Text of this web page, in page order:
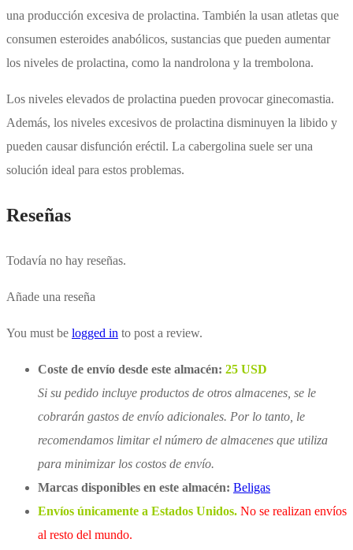
una producción excesiva de prolactina. También la usan atletas que
consumen esteroides anabólicos, sustancias que pueden aumentar
los niveles de prolactina, como la nandrolona y la trembolona.
Los niveles elevados de prolactina pueden provocar ginecomastia.
Además, los niveles excesivos de prolactina disminuyen la libido y
pueden causar disfunción eréctil. La cabergolina suele ser una
solución ideal para estos problemas.
Reseñas
Todavía no hay reseñas.
Añade una reseña
You must be logged in to post a review.
Coste de envío desde este almacén: 25 USD
Si su pedido incluye productos de otros almacenes, se le
cobrarán gastos de envío adicionales. Por lo tanto, le
recomendamos limitar el número de almacenes que utiliza
para minimizar los costos de envío.
Marcas disponibles en este almacén: Beligas
Envíos únicamente a Estados Unidos. No se realizan envíos
al resto del mundo.